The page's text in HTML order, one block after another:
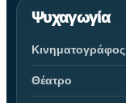
Ψυχαγωγία
Κινηματογράφος
Θέατρο